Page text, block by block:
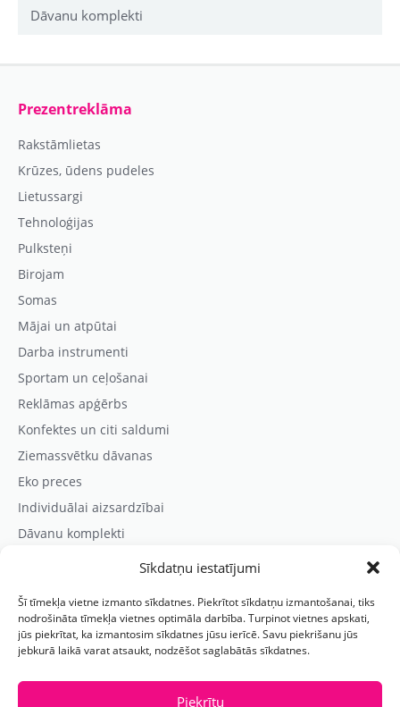
Sīkdatņu iestatījumi
Šī tīmekļa vietne izmanto sīkdatnes. Piekrītot sīkdatņu izmantošanai, tiks
nodrošināta tīmekļa vietnes optimāla darbība. Turpinot vietnes apskati,
jūs piekrītat, ka izmantosim sīkdatnes jūsu ierīcē. Savu piekrišanu jūs
jebkurā laikā varat atsaukt, nodzēšot saglabātās sīkdatnes.
Piekrītu
Dāvanu komplekti
Prezentreklāma
Rakstāmlietas
Krūzes, ūdens pudeles
Lietussargi
Tehnoloģijas
Pulksteņi
Birojam
Somas
Mājai un atpūtai
Darba instrumenti
Sportam un ceļošanai
Reklāmas apģērbs
Konfektes un citi saldumi
Ziemassvētku dāvanas
Eko preces
Individuālai aizsardzībai
Dāvanu komplekti
Kontaktinformācija
Prezentreklāmas aģentūra “PARIS”
Reģ.nr.: 40103625328